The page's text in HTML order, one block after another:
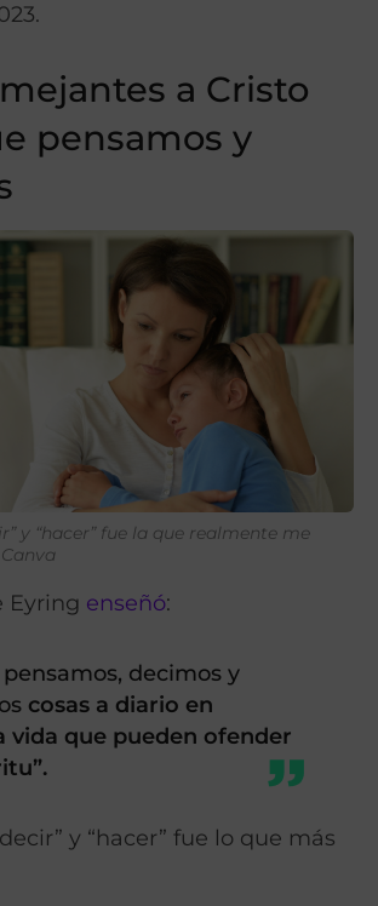
a Cristo
pensamos y
y “hacer” fue la que realmente me
Eyring enseñó:
pensamos, decimos y
cosas a diario en
vida que pueden ofender
y “hacer” fue lo que más